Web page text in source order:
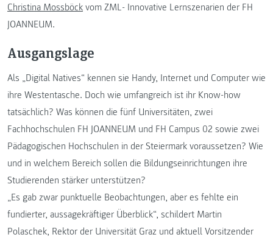
Christina Mossböck vom ZML- Innovative Lernszenarien der FH
JOANNEUM.
Ausgangslage
Als „Digital Natives“ kennen sie Handy, Internet und Computer wie
ihre Westentasche. Doch wie umfangreich ist ihr Know-how
tatsächlich? Was können die fünf Universitäten, zwei
Fachhochschulen FH JOANNEUM und FH Campus 02 sowie zwei
Pädagogischen Hochschulen in der Steiermark voraussetzen? Wie
und in welchem Bereich sollen die Bildungseinrichtungen ihre
Studierenden stärker unterstützen?
„Es gab zwar punktuelle Beobachtungen, aber es fehlte ein
fundierter, aussagekräftiger Überblick“, schildert Martin
Polaschek, Rektor der Universität Graz und aktuell Vorsitzender